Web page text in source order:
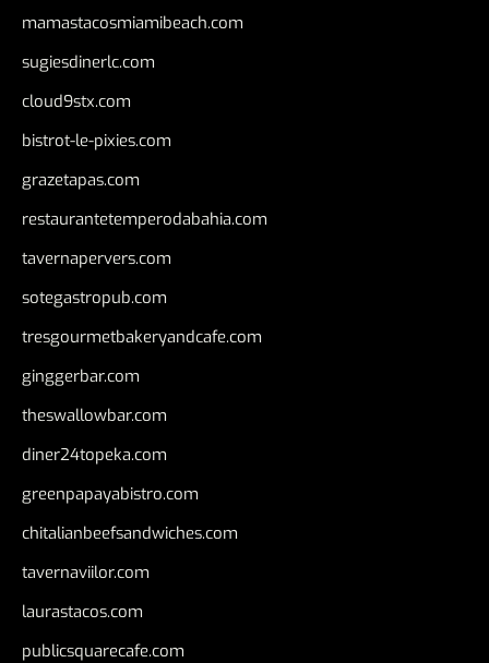
mamastacosmiamibeach.com
sugiesdinerlc.com
cloud9stx.com
bistrot-le-pixies.com
grazetapas.com
restaurantetemperodabahia.com
tavernapervers.com
sotegastropub.com
tresgourmetbakeryandcafe.com
ginggerbar.com
theswallowbar.com
diner24topeka.com
greenpapayabistro.com
chitalianbeefsandwiches.com
tavernaviilor.com
laurastacos.com
publicsquarecafe.com